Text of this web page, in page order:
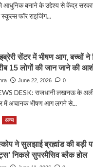
आधुनिक बनाने के उद्देश्य से केंद्र
स्कूल्स फॉर राइजिंग...
सेंटर में भीषण आग, बच्चों
15 लोगों की जान जाने की
June 22, 2026 0
DESK: राजधानी लखनऊ के
में अचानक भीषण आग लगने से...
अन्य
ने सुलझाई ब्रह्मांड की बड़ी
निकले सुपरमैसिव ब्लैक होल